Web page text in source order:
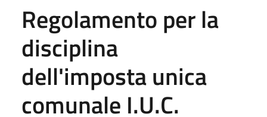
Regolamento per la
disciplina
dell'imposta unica
comunale I.U.C.